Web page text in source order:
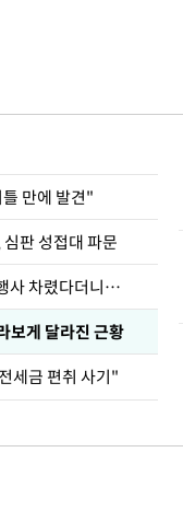
만에 발견"
판 성접대 파문
사 차렸다더니…
보게 달라진 근황
세금 편취 사기"